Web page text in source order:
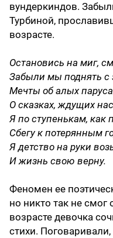
вундеркиндов.
Турбиной,
возрасте.
Остановись на миг,
Забыли мы поднять с
Мечты об алых
О сказках, ждущих
Я по ступенькам, как
Сбегу к потерянным
Я детство на руки
И жизнь свою верну.
Феномен ее
но никто так не
возрасте девочка
стихи.